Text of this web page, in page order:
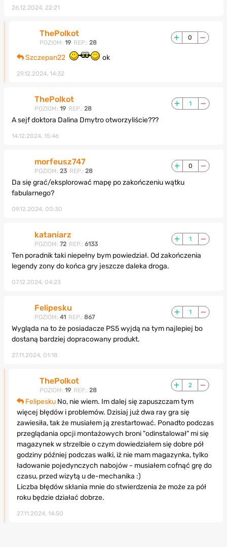
26.12.2024, 22:21
ThePolkot
POZIOM: 19 REP.: 28
0
Szczepan22 ok
29.12.2024, 14:32
ThePolkot
POZIOM: 19 REP.: 28
1
A sejf doktora Dalina Dmytro otworzyliście???
14.12.2024, 15:46
morfeusz747
POZIOM: 23 REP.: 28
0
Da się grać/eksplorować mapę po zakończeniu wątku
fabularnego?
09.12.2024, 00:30
kataniarz
POZIOM: 72 REP.: 6133
1
Ten poradnik taki niepełny bym powiedział. Od zakończenia
legendy zony do końca gry jeszcze daleka droga.
07.12.2024, 04:23
Felipesku
POZIOM: 41 REP.: 867
1
Wygląda na to że posiadacze PS5 wyjdą na tym najlepiej bo
dostaną bardziej dopracowany produkt.
27.11.2024, 01:18
ThePolkot
POZIOM: 19 REP.: 28
2
Felipesku No, nie wiem. Im dalej się zapuszczam tym
więcej błędów i problemów. Dzisiaj już dwa ray gra się
zawiesiła, tak że musiałem ją zrestartować. Ponadto podczas
przeglądania opcji montażowych broni "odinstalował" mi się
magazynek w strzelbie o czym dowiedziałem się dobre pół
godziny później podczas walki, iż nie mam magazynka, tylko
ładowanie pojedynczych nabojów - musiałem cofnąć grę do
czasu, przed wizytą u de-mechanika :)
Liczba błędów skłania mnie do stwierdzenia że może za pół
roku będzie działać dobrze.
27.11.2024, 14:50